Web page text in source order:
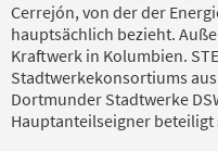
Cerrejón, von der der
hauptsächlich bezieht.
Kraftwerk in Kolumbien.
Stadtwerkekonsortiums
Dortmunder Stadtwerke
Hauptanteilseigner beteiligt